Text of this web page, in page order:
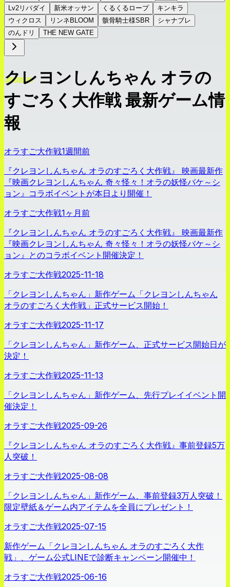
Lv2リバダイ
新米オッサン くるくるロープ
キンキラ
ウィクロス
リンネBLOOM 骸骨騎士様SBR
シャナブレ
のんドリ
THE NEW GATE
クレヨンしんちゃん オラの
すごろく大作戦 最新ゲーム情
報
オラすご大作戦1週間前
『クレヨンしんちゃん オラのすごろく大作戦』 映画最新作
『映画クレヨンしんちゃん 奇々怪々！オラの妖怪バケ～シ
ョン』コラボイベントが本日より開催！
オラすご大作戦1ヶ月前
『クレヨンしんちゃん オラのすごろく大作戦』 映画最新作
『映画クレヨンしんちゃん 奇々怪々！オラの妖怪バケ～シ
ョン』とのコラボイベント開催決定！
オラすご大作戦2025-11-18
「クレヨンしんちゃん」新作ゲーム「クレヨンしんちゃん
オラのすごろく大作戦」正式サービス開始！
オラすご大作戦2025-11-17
「クレヨンしんちゃん」新作ゲーム、正式サービス開始日が
決定！
オラすご大作戦2025-11-13
「クレヨンしんちゃん」新作ゲーム、先行プレイイベント開
催決定！
オラすご大作戦2025-09-26
『クレヨンしんちゃん オラのすごろく大作戦』事前登録5万
人突破！
オラすご大作戦2025-08-08
「クレヨンしんちゃん」新作ゲーム、事前登録3万人突破！
限定壁紙＆ゲーム内アイテムを全員にプレゼント！
オラすご大作戦2025-07-15
新作ゲーム「クレヨンしんちゃん オラのすごろく大作
戦」、ゲーム公式LINEで診断キャンペーン開催中！
オラすご大作戦2025-06-16